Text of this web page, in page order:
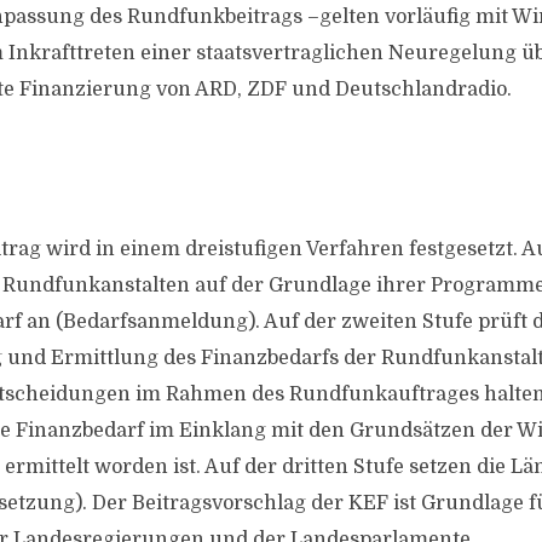
des Rundfunkbeitrags –gelten vorläufig mit
Inkrafttreten einer staatsvertraglichen Neuregelung
Finanzierung von ARD, ZDF und Deutschlandradio.
wird in einem dreistufigen Verfahren festgesetzt.
Rundfunkanstalten auf der Grundlage ihrer
an (Bedarfsanmeldung). Auf der zweiten Stufe prüft
Ermittlung des Finanzbedarfs der
im Rahmen des Rundfunkauftrages
Finanzbedarf im Einklang mit den Grundsätzen der
worden ist. Auf der dritten Stufe setzen die
Der Beitragsvorschlag der KEF ist Grundlage